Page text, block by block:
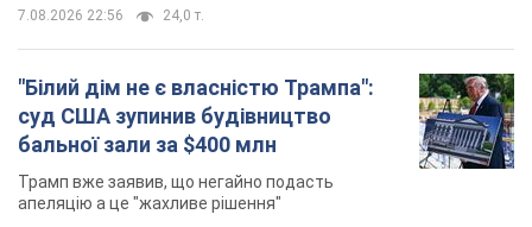
7.08.2026 22:56 24,0 т.
"Білий дім не є власністю Трампа":
суд США зупинив будівництво
бальної зали за $400 млн
Трамп вже заявив, що негайно подасть
апеляцію а це "жахливе рішення"